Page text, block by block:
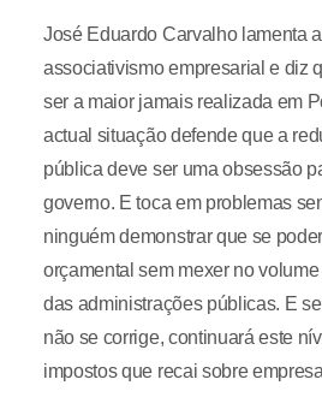
José Eduardo Carvalho lamenta
associativismo empresarial e diz
ser a maior jamais realizada em
actual situação defende que a
pública deve ser uma obsessão
governo. E toca em problemas
ninguém demonstrar que se
orçamental sem mexer no
das administrações públicas. E
não se corrige, continuará este
impostos que recai sobre